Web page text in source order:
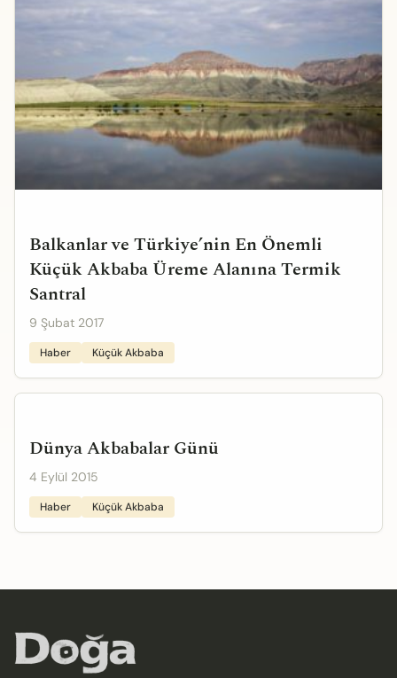
Balkanlar ve Türkiye’nin En Önemli
Küçük Akbaba Üreme Alanına Termik
Santral
9 Şubat 2017
Haber Küçük Akbaba
Dünya Akbabalar Günü
4 Eylül 2015
Haber Küçük Akbaba